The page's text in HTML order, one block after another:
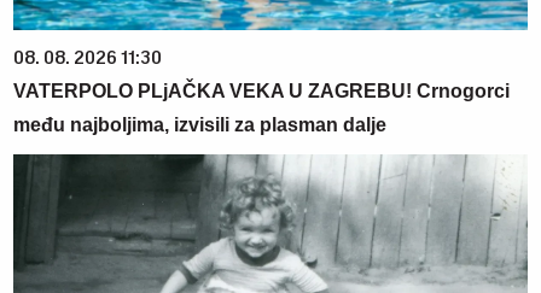
08. 08. 2026 11:30
VATERPOLO PLjAČKA VEKA U ZAGREBU! Crnogorci
među najboljima, izvisili za plasman dalje